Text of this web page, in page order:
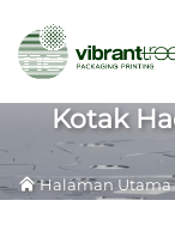
Kotak
Halaman Utama